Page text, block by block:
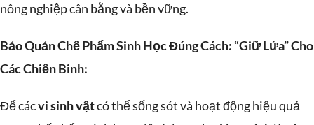
nông nghiệp cân bằng và bền vững.
Bảo Quản Chế Phẩm Sinh Học Đúng Cách: “Giữ Lửa” Cho
Các Chiến Binh:
Để cácvi sinh vậtcó thể sống sót và hoạt động hiệu quả